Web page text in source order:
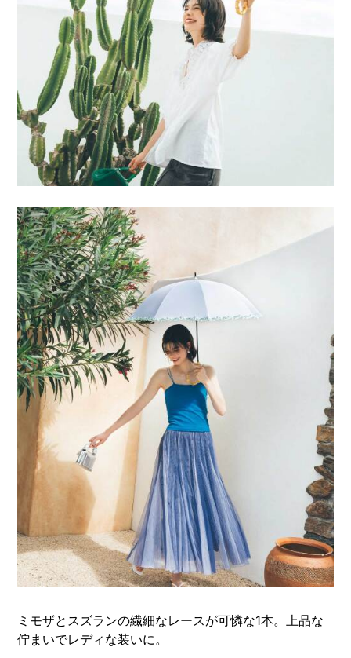
ミモザとスズランの繊細なレースが可憐な1本。上品な
佇まいでレディな装いに。